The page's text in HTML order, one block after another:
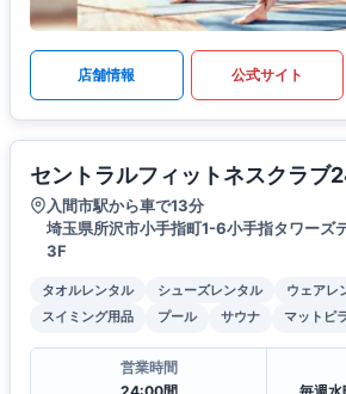
店舗情報 公式サイト
セントラルフィットネスクラブ
入間市駅から車で13分
埼玉県所沢市小手指町1-6小手指タワーズ
3F
タオルレンタル シューズレンタル
ウェアレ
スイミング用品
プール サウナ マットピ
営業時間